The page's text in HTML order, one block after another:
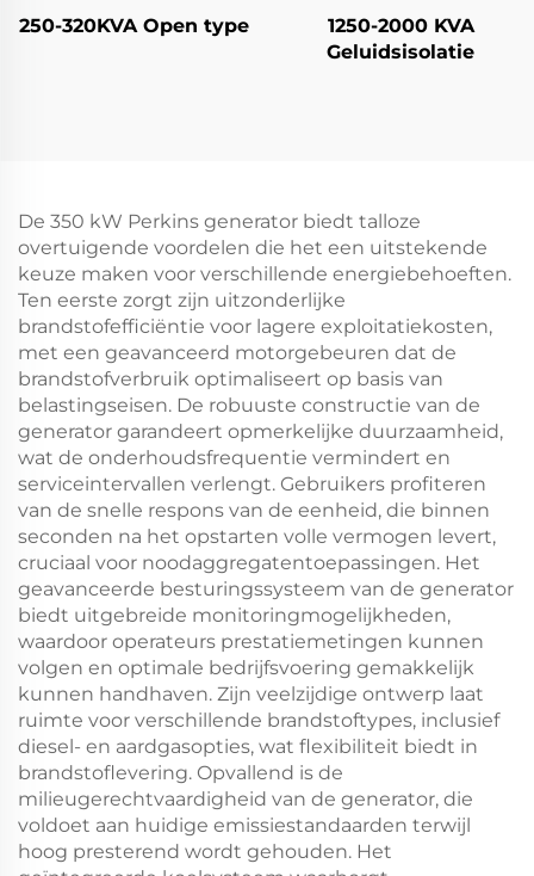
250-320KVA Open type
1250-2000 KVA
Geluidsisolatie
De 350 kW Perkins generator biedt talloze
overtuigende voordelen die het een uitstekende
keuze maken voor verschillende energiebehoeften.
Ten eerste zorgt zijn uitzonderlijke
brandstofefficiëntie voor lagere exploitatiekosten,
met een geavanceerd motorgebeuren dat de
brandstofverbruik optimaliseert op basis van
belastingseisen. De robuuste constructie van de
generator garandeert opmerkelijke duurzaamheid,
wat de onderhoudsfrequentie vermindert en
serviceintervallen verlengt. Gebruikers profiteren
van de snelle respons van de eenheid, die binnen
seconden na het opstarten volle vermogen levert,
cruciaal voor noodaggregatentoepassingen. Het
geavanceerde besturingssysteem van de generator
biedt uitgebreide monitoringmogelijkheden,
waardoor operateurs prestatiemetingen kunnen
volgen en optimale bedrijfsvoering gemakkelijk
kunnen handhaven. Zijn veelzijdige ontwerp laat
ruimte voor verschillende brandstoftypes, inclusief
diesel- en aardgasopties, wat flexibiliteit biedt in
brandstoflevering. Opvallend is de
milieugerechtvaardigheid van de generator, die
voldoet aan huidige emissiestandaarden terwijl
hoog presterend wordt gehouden. Het